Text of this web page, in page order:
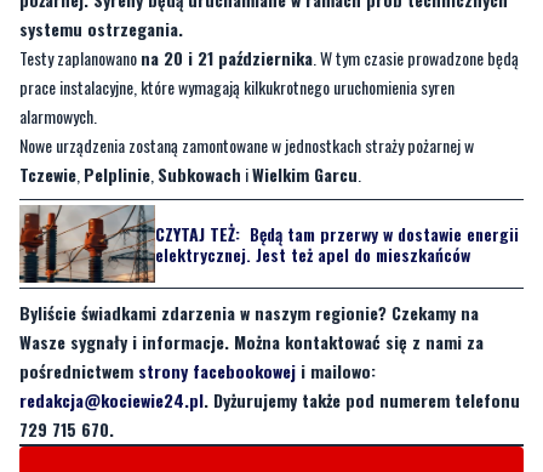
systemu ostrzegania.
Testy zaplanowanona 20 i 21 października. W tym czasie prowadzone będą
prace instalacyjne, które wymagają kilkukrotnego uruchomienia syren
alarmowych.
Nowe urządzenia zostaną zamontowane w jednostkach straży pożarnej w
Tczewie,Pelplinie,Subkowach iWielkim Garcu.
CZYTAJ TEŻ: Będą tam przerwy w dostawie energii
elektrycznej. Jest też apel do mieszkańców
Byliście świadkami zdarzenia w naszym regionie? Czekamy na
Wasze sygnały i informacje. Można kontaktować się z nami za
pośrednictwem strony facebookowej i mailowo:
redakcja@kociewie24.pl. Dyżurujemy także pod numerem telefonu
729 715 670.